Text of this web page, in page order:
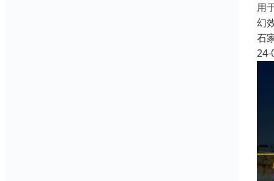
用
幻
石
24-